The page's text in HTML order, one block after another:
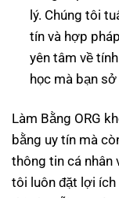
lý. Chúng tôi
tín và hợp
yên tâm về
học mà bạn
Làm Bằng ORG
bằng uy tín mà
thông tin cá nhân
tôi luôn đặt lợi ích